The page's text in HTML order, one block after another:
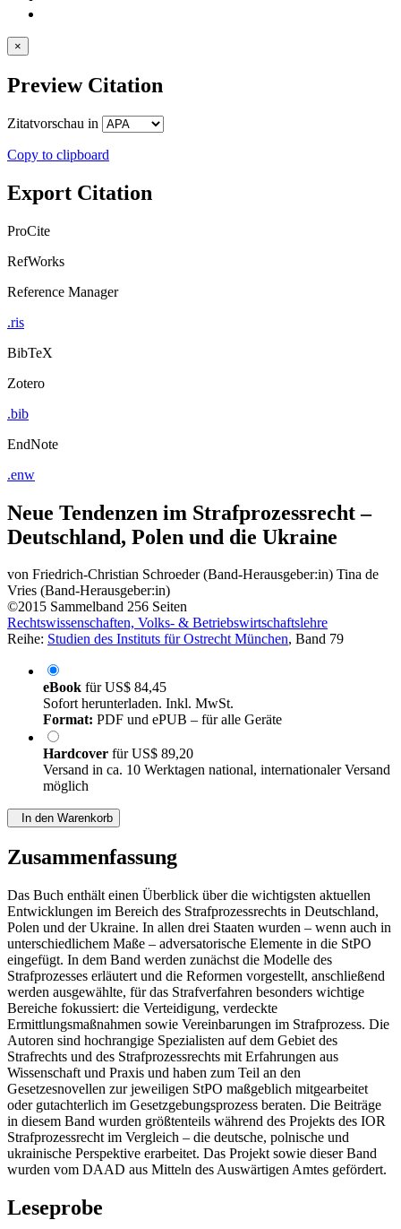
×
Preview Citation
Zitatvorschau in
Copy to clipboard
Export Citation
ProCite
RefWorks
Reference Manager
.ris
BibTeX
Zotero
.bib
EndNote
.enw
Neue Tendenzen im Strafprozessrecht –
Deutschland, Polen und die Ukraine
von Friedrich-Christian Schroeder (Band-Herausgeber:in) Tina de
Vries (Band-Herausgeber:in)
©2015 Sammelband 256 Seiten
Rechtswissenschaften, Volks- & Betriebswirtschaftslehre
Reihe: Studien des Instituts für Ostrecht München, Band 79
eBook fürUS$ 84,45
Sofort herunterladen. Inkl. MwSt.
Format: PDF und ePUB – für alle Geräte
Hardcover fürUS$ 89,20
Versand in ca. 10 Werktagen national, internationaler Versand
möglich
In den Warenkorb
Zusammenfassung
Das Buch enthält einen Überblick über die wichtigsten aktuellen
Entwicklungen im Bereich des Strafprozessrechts in Deutschland,
Polen und der Ukraine. In allen drei Staaten wurden – wenn auch in
unterschiedlichem Maße – adversatorische Elemente in die StPO
eingefügt. In dem Band werden zunächst die Modelle des
Strafprozesses erläutert und die Reformen vorgestellt, anschließend
werden ausgewählte, für das Strafverfahren besonders wichtige
Bereiche fokussiert: die Verteidigung, verdeckte
Ermittlungsmaßnahmen sowie Vereinbarungen im Strafprozess. Die
Autoren sind hochrangige Spezialisten auf dem Gebiet des
Strafrechts und des Strafprozessrechts mit Erfahrungen aus
Wissenschaft und Praxis und haben zum Teil an den
Gesetzesnovellen zur jeweiligen StPO maßgeblich mitgearbeitet
oder gutachterlich im Gesetzgebungsprozess beraten. Die Beiträge
in diesem Band wurden größtenteils während des Projekts des IOR
Strafprozessrecht im Vergleich – die deutsche, polnische und
ukrainische Perspektive erarbeitet. Das Projekt sowie dieser Band
wurden vom DAAD aus Mitteln des Auswärtigen Amtes gefördert.
Leseprobe